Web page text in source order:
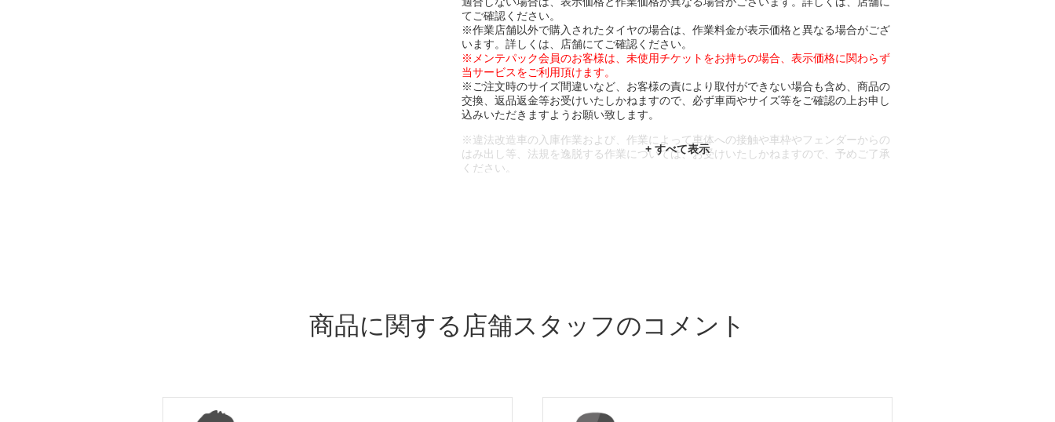
てご確認ください。
※作業店舗以外で購入されたタイヤの場合は、作業料金が表示価格と異なる場合がござ
います。詳しくは、店舗にてご確認ください。
※メンテパック会員のお客様は、未使用チケットをお持ちの場合、表示価格に関わらず
当サービスをご利用頂けます。
※ご注文時のサイズ間違いなど、お客様の責により取付ができない場合も含め、商品の
交換、返品返金等お受けいたしかねますので、必ず車両やサイズ等をご確認の上お申し
込みいただきますようお願い致します。
※違法改造車の入庫作業および、作業によって車体への接触や車枠やフェンダーからの
はみ出し等、法規を逸脱する作業については、お受けいたしかねますので、予めご了承
ください。
商品に関する店舗スタッフのコメント